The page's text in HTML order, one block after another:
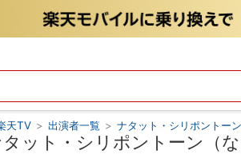
天TV > 出演者一覧 > ナタット・シリポントー
ット・シリポントーン（